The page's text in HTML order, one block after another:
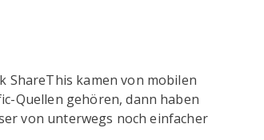
ShareThis kamen von mobilen
Quellen gehören, dann haben
von unterwegs noch einfacher